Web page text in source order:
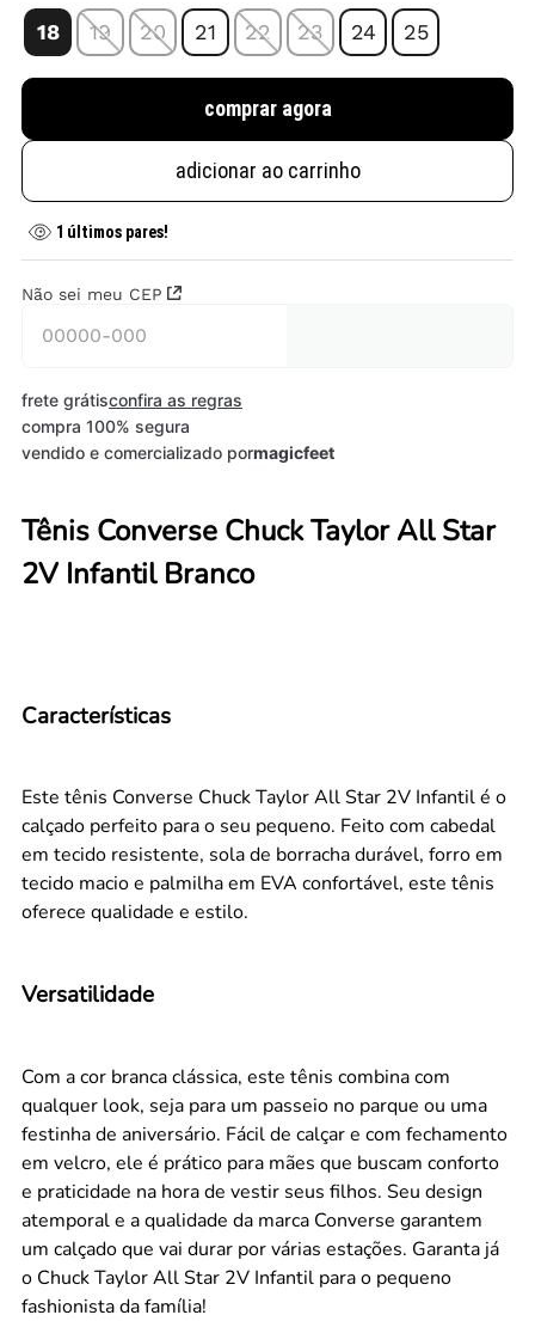
18 19 20 21 22 23 24 25
comprar agora
adicionar ao carrinho
1 últimos pares!
Não sei meu CEP
frete grátisconfira as regras
compra 100% segura
vendido e comercializado pormagicfeet
Tênis Converse Chuck Taylor All Star
2V Infantil Branco
Características
Este tênis Converse Chuck Taylor All Star 2V Infantil é o
calçado perfeito para o seu pequeno. Feito com cabedal
em tecido resistente, sola de borracha durável, forro em
tecido macio e palmilha em EVA confortável, este tênis
oferece qualidade e estilo.
Versatilidade
Com a cor branca clássica, este tênis combina com
qualquer look, seja para um passeio no parque ou uma
festinha de aniversário. Fácil de calçar e com fechamento
em velcro, ele é prático para mães que buscam conforto
e praticidade na hora de vestir seus filhos. Seu design
atemporal e a qualidade da marca Converse garantem
um calçado que vai durar por várias estações. Garanta já
o Chuck Taylor All Star 2V Infantil para o pequeno
fashionista da família!